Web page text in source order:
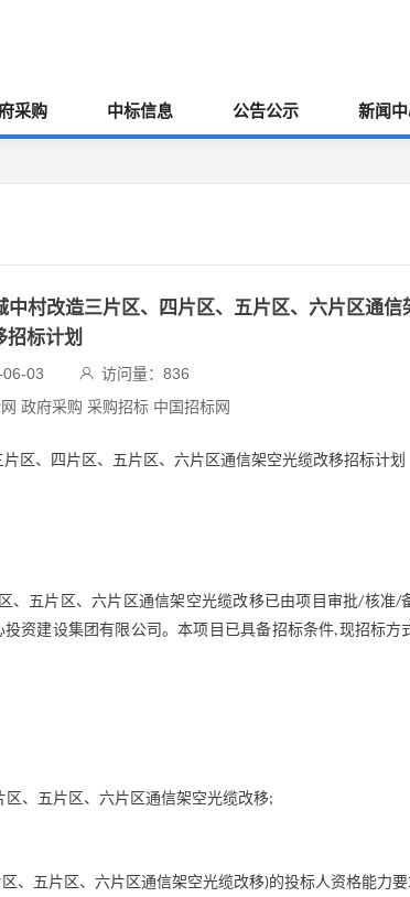
采购 中标信息 公告公示 新闻
村改造三片区、四片区、五片区、六片区通信
招标计划
06-03 访问量：836
政府采购 采购招标 中国招标网
区、四片区、五片区、六片区通信架空光缆改移招标计划
、五片区、六片区通信架空光缆改移已由项目审批/核准/
资建设集团有限公司。本项目已具备招标条件,现招标方
、五片区、六片区通信架空光缆改移;
、五片区、六片区通信架空光缆改移)的投标人资格能力